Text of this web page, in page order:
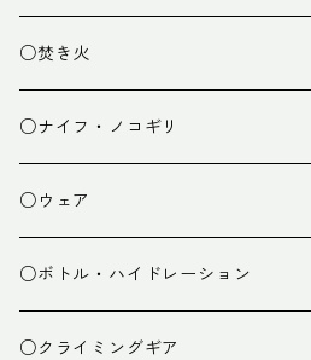
ランタン
テーブル
チェア
○焚き火
焚き火台
焚き火小物
○ナイフ・ノコギリ
○ウェア
ミドルレイヤー
ベースレイヤー
○ボトル・ハイドレーション
○クライミングギア